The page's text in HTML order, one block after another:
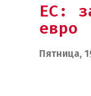
ЕС:
евро
Пятница,